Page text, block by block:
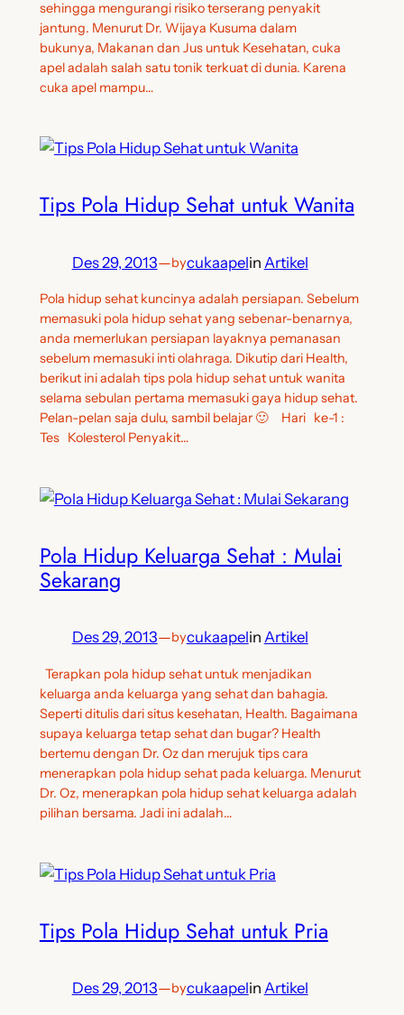
sehingga mengurangi risiko terserang penyakit
jantung. Menurut Dr. Wijaya Kusuma dalam
bukunya, Makanan dan Jus untuk Kesehatan, cuka
apel adalah salah satu tonik terkuat di dunia. Karena
cuka apel mampu…
Tips Pola Hidup Sehat untuk Wanita
Des 29, 2013—bycukaapelin Artikel
Pola hidup sehat kuncinya adalah persiapan. Sebelum
memasuki pola hidup sehat yang sebenar-benarnya,
anda memerlukan persiapan layaknya pemanasan
sebelum memasuki inti olahraga. Dikutip dari Health,
berikut ini adalah tips pola hidup sehat untuk wanita
selama sebulan pertama memasuki gaya hidup sehat.
Pelan-pelan saja dulu, sambil belajar 🙂 Hari ke-1 :
Tes Kolesterol Penyakit…
Pola Hidup Keluarga Sehat : Mulai
Sekarang
Des 29, 2013—bycukaapelin Artikel
Terapkan pola hidup sehat untuk menjadikan
keluarga anda keluarga yang sehat dan bahagia.
Seperti ditulis dari situs kesehatan, Health. Bagaimana
supaya keluarga tetap sehat dan bugar? Health
bertemu dengan Dr. Oz dan merujuk tips cara
menerapkan pola hidup sehat pada keluarga. Menurut
Dr. Oz, menerapkan pola hidup sehat keluarga adalah
pilihan bersama. Jadi ini adalah…
Tips Pola Hidup Sehat untuk Pria
Des 29, 2013—bycukaapelin Artikel